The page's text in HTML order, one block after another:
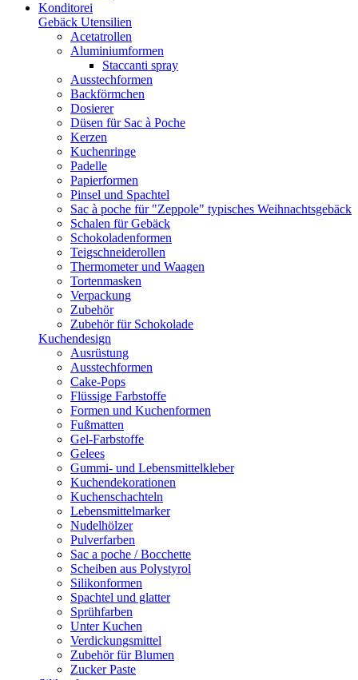
Konditorei
Gebäck Utensilien
Acetatrollen
Aluminiumformen
Staccanti spray
Ausstechformen
Backförmchen
Dosierer
Düsen für Sac à Poche
Kerzen
Kuchenringe
Padelle
Papierformen
Pinsel und Spachtel
Sac à poche für "Zeppole" typisches Weihnachtsgebäck
Schalen für Gebäck
Schokoladenformen
Teigschneiderollen
Thermometer und Waagen
Tortenmasken
Verpackung
Zubehör
Zubehör für Schokolade
Kuchendesign
Ausrüstung
Ausstechformen
Cake-Pops
Flüssige Farbstoffe
Formen und Kuchenformen
Fußmatten
Gel-Farbstoffe
Gelees
Gummi- und Lebensmittelkleber
Kuchendekorationen
Kuchenschachteln
Lebensmittelmarker
Nudelhölzer
Pulverfarben
Sac a poche / Bocchette
Scheiben aus Polystyrol
Silikonformen
Spachtel und glatter
Sprühfarben
Unter Kuchen
Verdickungsmittel
Zubehör für Blumen
Zucker Paste